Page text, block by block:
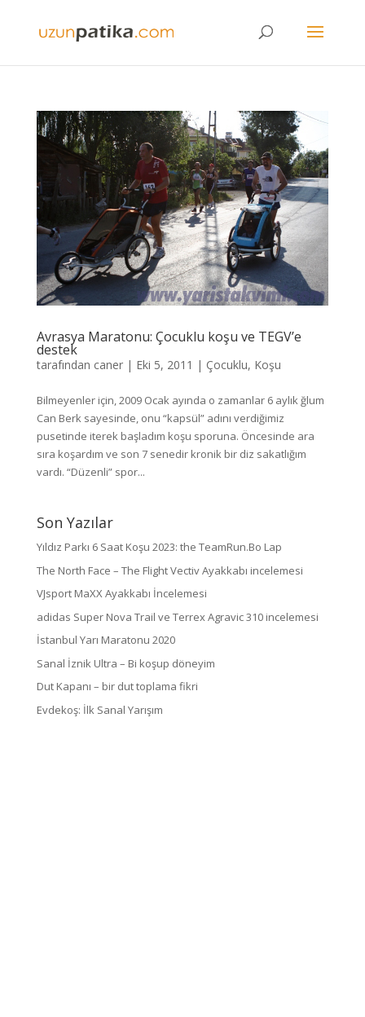
Avrasya Maratonu: Çocuklu koşu ve TEGV’e
destek
tarafından caner| Eki 5, 2011 | Çocuklu, Koşu
Bilmeyenler için, 2009 Ocak ayında o zamanlar 6 aylık ğlum
Can Berk sayesinde, onu “kapsül” adını verdiğimiz
pusetinde iterek başladım koşu sporuna. Öncesinde ara
sıra koşardım ve son 7 senedir kronik bir diz sakatlığım
vardı. “Düzenli” spor...
Son Yazılar
Yıldız Parkı 6 Saat Koşu 2023: the TeamRun.Bo Lap
The North Face – The Flight Vectiv Ayakkabı incelemesi
VJsport MaXX Ayakkabı İncelemesi
adidas Super Nova Trail ve Terrex Agravic 310 incelemesi
İstanbul Yarı Maratonu 2020
Sanal İznik Ultra – Bi koşup döneyim
Dut Kapanı – bir dut toplama fikri
Evdekoş: İlk Sanal Yarışım